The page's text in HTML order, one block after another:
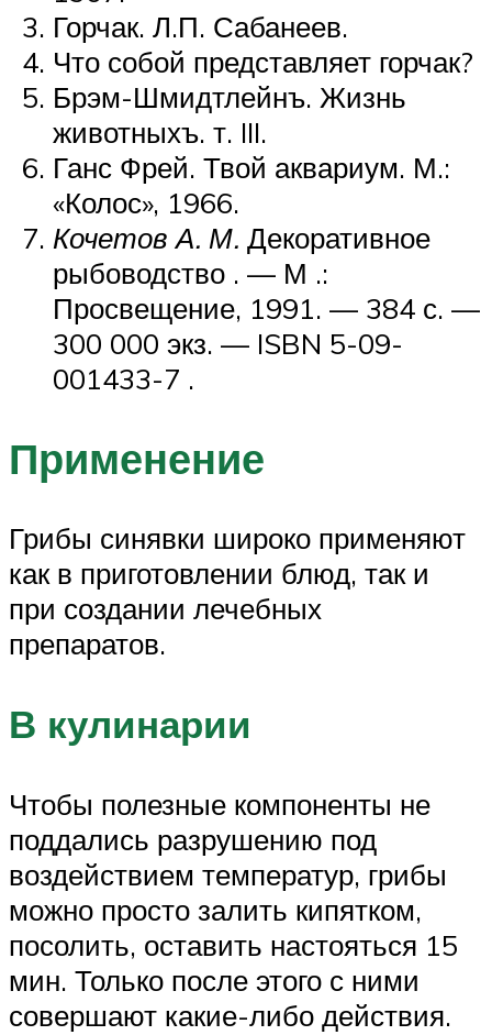
Горчак. Л.П. Сабанеев.
Что собой представляет горчак?
Брэм-Шмидтлейнъ. Жизнь
животныхъ. т. III.
Ганс Фрей. Твой аквариум. М.:
«Колос», 1966.
Кочетов А. М. Декоративное
рыбоводство . — М .:
Просвещение, 1991. — 384 с. —
300 000 экз. — ISBN 5-09-
001433-7 .
Применение
Грибы синявки широко применяют
как в приготовлении блюд, так и
при создании лечебных
препаратов.
В кулинарии
Чтобы полезные компоненты не
поддались разрушению под
воздействием температур, грибы
можно просто залить кипятком,
посолить, оставить настояться 15
мин. Только после этого с ними
совершают какие-либо действия.